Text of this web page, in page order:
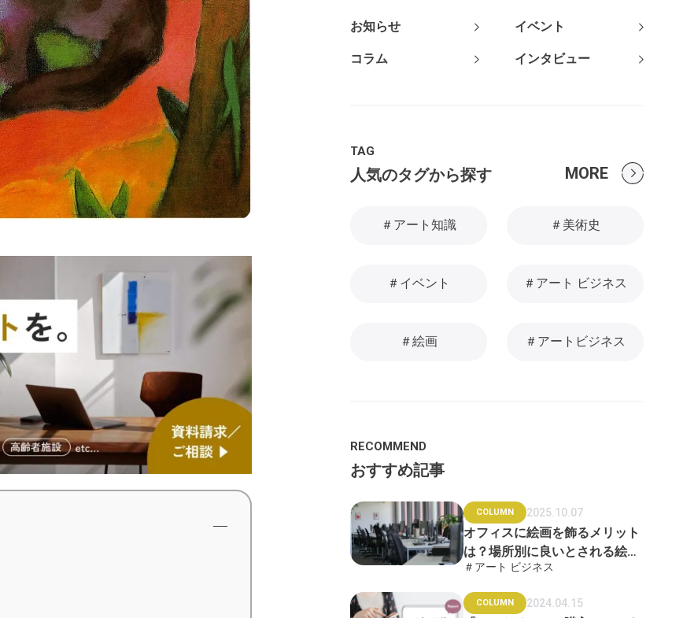
お知らせ イベント
コラム インタビュー
TAG
人気のタグから探す MORE
＃アート知識 ＃美術史
＃イベント ＃アート ビジネス
＃絵画 ＃アートビジネス
RECOMMEND
おすすめ記事
COLUMN 2025.10.07
オフィスに絵画を飾るメリット
は？場所別に良いとされる絵画
も紹介
＃アート ビジネス
COLUMN 2024.04.15